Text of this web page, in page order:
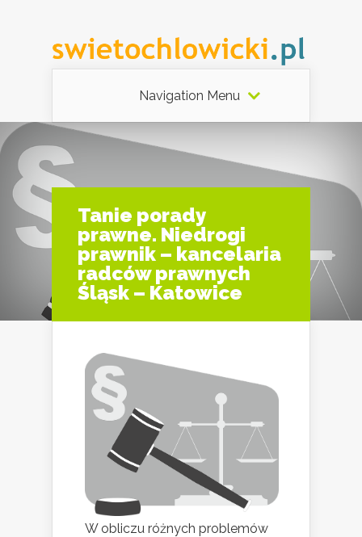
Navigation Menu
Tanie porady
prawne. Niedrogi
prawnik – kancelaria
radców prawnych
Śląsk – Katowice
W obliczu różnych problemów